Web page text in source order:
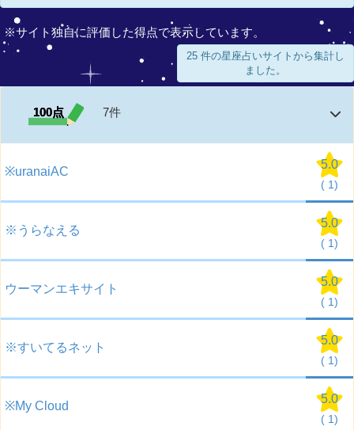
※サイト独自に評価した得点で表示しています。
25 件の星座占いサイトから集計し
ました。
100点 7件
※uranaiAC
5.0
( 1)
※うらなえる
5.0
( 1)
ウーマンエキサイト
5.0
( 1)
※すいてるネット
5.0
( 1)
※My Cloud
5.0
( 1)